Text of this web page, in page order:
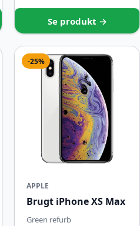
Se produkt →
-25%
APPLE
Brugt iPhone XS Max
Green refurb